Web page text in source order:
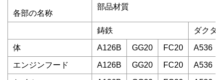
各部の名称
部品材質
鋳鉄 ダクタ
体 A126B GG20 FC20 A536
エンジンフード A126B GG20 FC20 A536